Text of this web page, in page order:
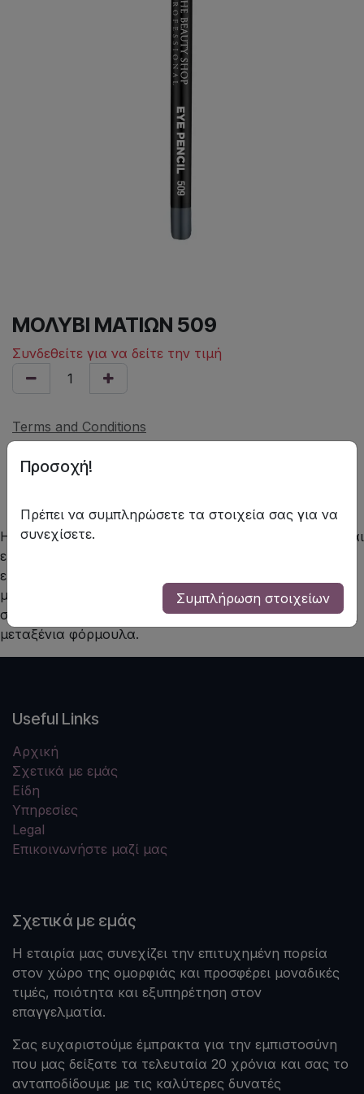
ΜΟΛΥΒΙ ΜΑΤΙΩΝ 509
Συνδεθείτε για να δείτε την τιμή
Terms and Conditions
Shipping: 2-3 Business Days
Η απαλή μεταξένια φόρμουλα, επιτρέπει την ακριβή και
εύκολη εφαρμογή για μία ευέλικτη
εμφάνιση. Συμπλήρωσε το μακιγιάζ σου με το νέο σετ
μολυβιών για τα μάτια από το The Beauty Shop, με
σταθερό κράτημα και εξαιρετικά αποτελέσματα.Απαλή
μεταξένια φόρμουλα.
Useful Links
Αρχική
Σχετικά με εμάς
Είδη
Υπηρεσίες
Legal
Επικοινωνήστε μαζί μας
Σχετικά με εμάς
Η εταιρία μας συνεχίζει την επιτυχημένη πορεία
στον χώρο της ομορφιάς και προσφέρει μοναδικές
τιμές, ποιότητα και εξυπηρέτηση στον
επαγγελματία.
Σας ευχαριστούμε έμπρακτα για την εμπιστοσύνη
που μας δείξατε τα τελευταία 20 χρόνια και σας το
ανταποδίδουμε με τις καλύτερες δυνατές
Προσοχή!
Πρέπει να συμπληρώσετε τα στοιχεία σας για να
συνεχίσετε.
Συμπλήρωση στοιχείων